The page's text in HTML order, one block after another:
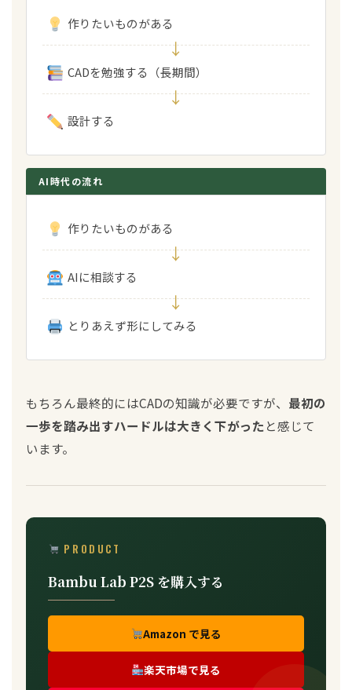
作りたいものがある
↓
CADを勉強する（長期間）
↓
設計する
AI時代の流れ
作りたいものがある
↓
AIに相談する
↓
とりあえず形にしてみる
もちろん最終的にはCADの知識が必要ですが、 最初の
一歩を踏み出すハードルは大きく下がった と感じて
います。
PRODUCT
Bambu Lab P2S を購入する
Amazon で見る
楽天市場で見る